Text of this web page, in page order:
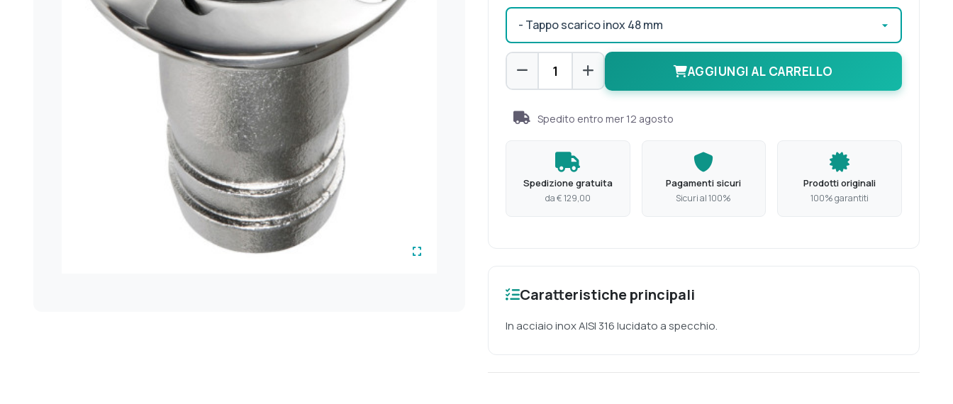
AGGIUNGI AL CARRELLO
Spedito entro mer 12 agosto
Spedizione gratuita
da € 129,00
Pagamenti sicuri
Sicuri al 100%
Prodotti originali
100% garantiti
Caratteristiche principali
In acciaio inox AISI 316 lucidato a specchio.